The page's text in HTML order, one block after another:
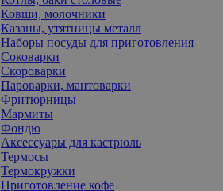
Ковши, молочники
Казаны, утятницы металл
Наборы посуды для приготовления
Соковарки
Скороварки
Пароварки, мантоварки
Фритюрницы
Мармиты
Фондю
Аксессуары для кастрюль
Термосы
Термокружки
Приготовление кофе